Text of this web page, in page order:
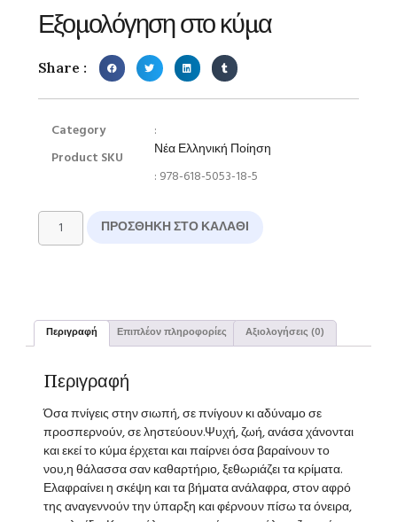
Εξομολόγηση στο κύμα
Share :
Category
Product SKU
:
Νέα Ελληνική Ποίηση
: 978-618-5053-18-5
ΠΡΟΣΘΉΚΗ ΣΤΟ ΚΑΛΆΘΙ
Περιγραφή Επιπλέον πληροφορίες Αξιολογήσεις (0)
Περιγραφή
Όσα πνίγεις στην σιωπή, σε πνίγουν κι αδύναμο σε
προσπερνούν, σε ληστεύουν.Ψυχή, ζωή, ανάσα χάνονται
και εκεί το κύμα έρχεται και παίρνει όσα βαραίνουν το
νου,η θάλασσα σαν καθαρτήριο, ξεθωριάζει τα κρίματα.
Ελαφραίνει η σκέψη και τα βήματα ανάλαφρα, στον αφρό
της αναγεννούν την ύπαρξη και φέρνουν πίσω τα όνειρα,